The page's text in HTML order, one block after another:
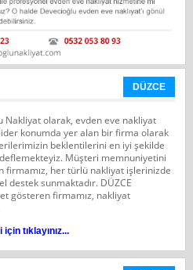
DÜZCE
Nakliyat olarak, evden eve nakliyat
konumda yer alan bir firma olarak
beklentilerini en iyi şekilde
Müşteri memnuniyetini
firmamız, her türlü nakliyat işlerinizde
destek sunmaktadır. DÜZCE
gösteren firmamız, nakliyat
tıklayınız...